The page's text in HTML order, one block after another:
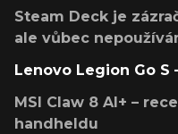
Steam Deck je
ale vůbec
Lenovo Legion Go S
MSI Claw 8 AI+ –
handheldu